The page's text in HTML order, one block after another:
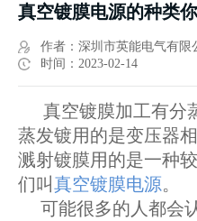
真空镀膜电源的种类
作者：深圳市英能电气有限
时间：2023-02-14
真空镀膜加工有分
蒸发镀用的是变压器
溅射镀膜用的是一种
们叫真空镀膜电源。
可能很多的人都会